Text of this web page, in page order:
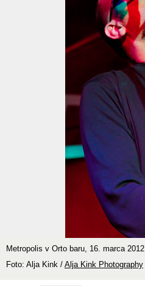
Metropolis v Orto baru, 16. marca 2012
Foto: Alja Kink / Alja Kink Photography